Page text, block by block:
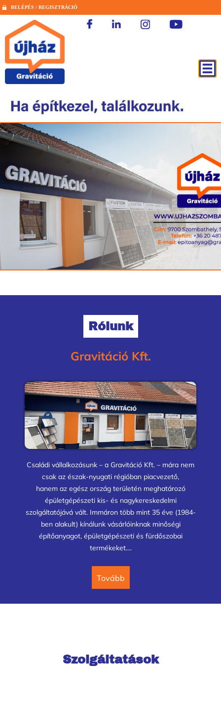
BELÉPÉS / REGISZTRÁCIÓ
Rólunk
Gravitáció Kft.
Családi vállalkozásunk – a Gravitáció Kft. – mára nem
csak az észak-nyugati régióban piacvezető,
hanem az egész ország területén meghatározó
épületgépészeti kis- és nagykereskedelmi
szolgáltatójává vált. Immáron több mint 35 éve (1984-
ben alakult) kínálunk vásárlóinknak minőségi
építőanyagot, épületgépészeti és fürdőszobai
termékeket....
tovább
Szolgáltatások